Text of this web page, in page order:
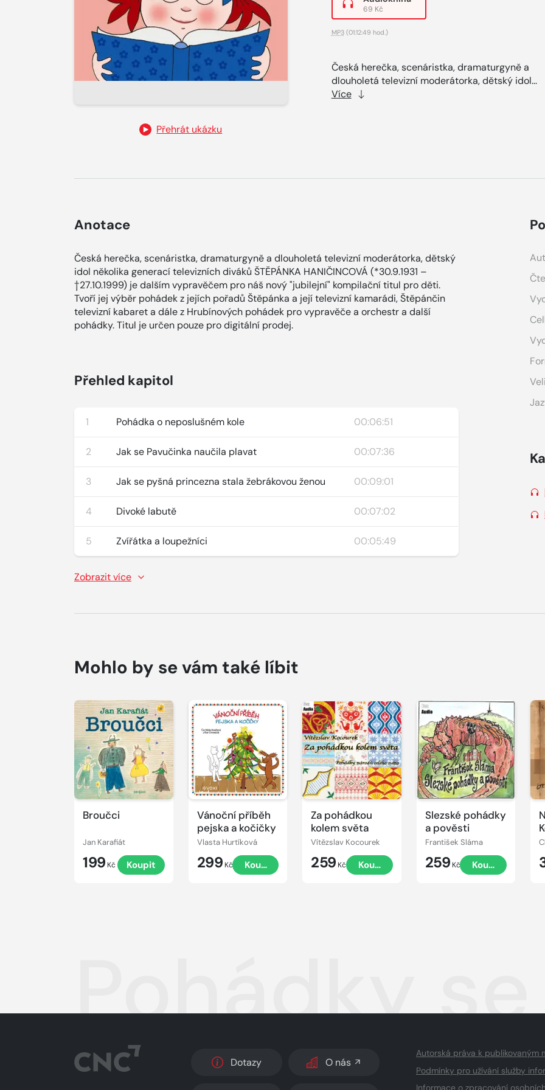
Přehrát ukázku
69 Kč
MP3(01:12:49 hod.)
Česká herečka, scenáristka, dramaturgyně a
dlouholetá televizní moderátorka, dětský idol...
Více
Anotace
Česká herečka, scenáristka, dramaturgyně a dlouholetá televizní moderátorka, dětský
idol několika generací televizních diváků ŠTĚPÁNKA HANIČINCOVÁ (*30.9.1931 –
†27.10.1999) je dalším vypravěčem pro náš nový "jubilejní" kompilační titul pro děti.
Tvoří jej výběr pohádek z jejích pořadů Štěpánka a její televizní kamarádi, Štěpánčin
televizní kabaret a dále z Hrubínových pohádek pro vypravěče a orchestr a další
pohádky. Titul je určen pouze pro digitální prodej.
Přehled kapitol
1 Pohádka o neposlušném kole 00:06:51
2 Jak se Pavučinka naučila plavat 00:07:36
3 Jak se pyšná princezna stala žebrákovou ženou 00:09:01
4 Divoké labutě 00:07:02
5 Zvířátka a loupežníci 00:05:49
Zobrazit více
Mohlo by se vám také líbit
Broučci
Jan Karafiát
199 Kč Koupit
Přehrát
ukázku
Vánoční příběh
pejska a kočičky
Vlasta Hurtíková
299 Kč Koupit
Přehrát
ukázku
Za pohádkou
kolem světa
Vítězslav Kocourek
259 Kč Koupit
Přehrát
ukázku
Slezské pohádky
a pověsti
František Sláma
259 Kč Koupit
Přehrát
ukázku
Pohádky
Dotazy O nás
Autorská práva k publikovaným
Podmínky pro užívání služby